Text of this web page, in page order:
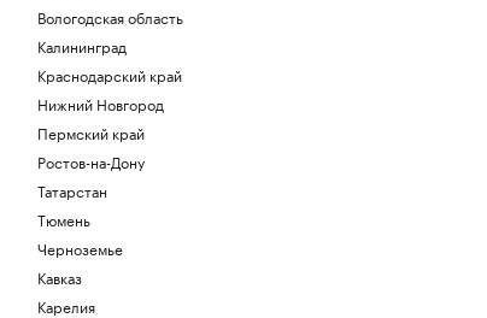
Вологодская область
Калининград
Краснодарский край
Нижний Новгород
Пермский край
Ростов-на-Дону
Татарстан
Тюмень
Черноземье
Кавказ
Карелия